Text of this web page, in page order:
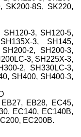
SK200-8S, SK220,
3, SH120-5,
3, SH145,
2, SH200-3,
3, SH225X-3,
2, SH330LC-3,
SH400, SH400-3,
EB28, EC45,
EC140, EC140B,
EC200B.